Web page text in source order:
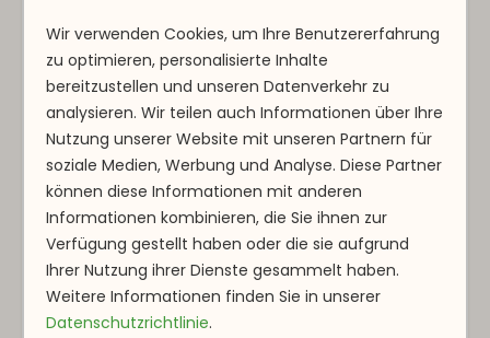
Extraktor
Gefrierschrank
Kessel
Küchengeräte
Mikrowelle
Backofen
Kühlschrank
Toaster
Filterkaffeemaschine
Standort
Virtuelle Tour
Wir verwenden Cookies, um Ihre Benutzererfahrung
zu optimieren, personalisierte Inhalte
bereitzustellen und unseren Datenverkehr zu
analysieren. Wir teilen auch Informationen über Ihre
Nutzung unserer Website mit unseren Partnern für
soziale Medien, Werbung und Analyse. Diese Partner
können diese Informationen mit anderen
Informationen kombinieren, die Sie ihnen zur
Verfügung gestellt haben oder die sie aufgrund
Ihrer Nutzung ihrer Dienste gesammelt haben.
Weitere Informationen finden Sie in unserer
Datenschutzrichtlinie.